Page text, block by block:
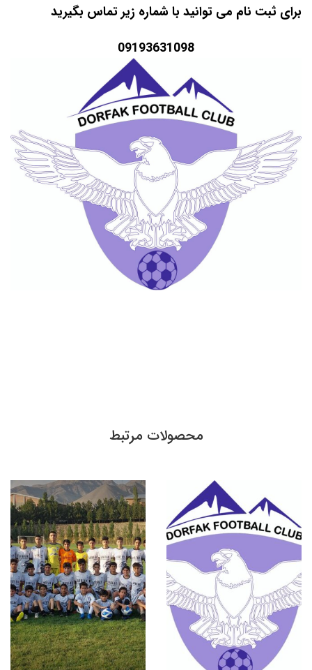
برای ثبت نام می توانید با شماره زیر تماس بگیرید
09193631098
محصولات مرتبط